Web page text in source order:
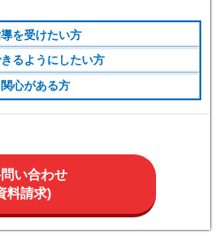
を受けたい方
るようにしたい方
心がある方
い合わせ
料請求)